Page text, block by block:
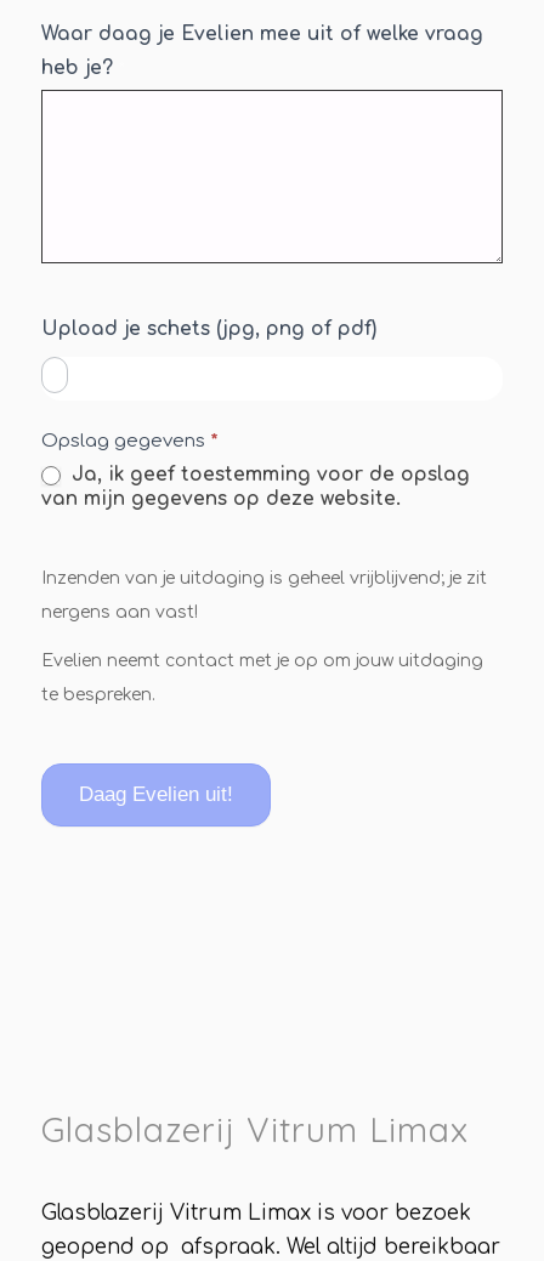
Waar daag je Evelien mee uit of welke vraag
heb je?
Upload je schets (jpg, png of pdf)
Opslag gegevens *
Ja, ik geef toestemming voor de opslag
van mijn gegevens op deze website.
Inzenden van je uitdaging is geheel vrijblijvend; je zit
nergens aan vast!
Evelien neemt contact met je op om jouw uitdaging
te bespreken.
Daag Evelien uit!
Glasblazerij Vitrum Limax
Glasblazerij Vitrum Limax is voor bezoek
geopend op afspraak. Wel altijd bereikbaar